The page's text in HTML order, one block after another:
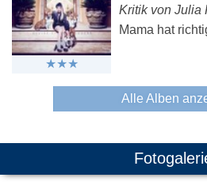
Kritik von Julia
Mama hat
Alle Alben